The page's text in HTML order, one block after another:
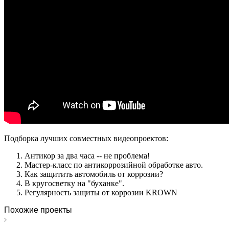
Подборка лучших совместных видеопроектов:
Антикор за два часа -- не проблема!
Мастер-класс по антикоррозийной обработке авто.
Как защитить автомобиль от коррозии?
В кругосветку на "буханке".
Регулярность защиты от коррозии KROWN
Похожие проекты